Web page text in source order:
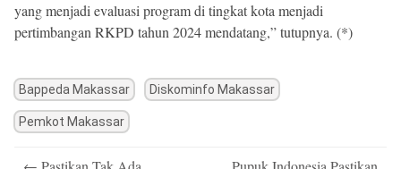
yang menjadi evaluasi program di tingkat kota menjadi
pertimbangan RKPD tahun 2024 mendatang,” tutupnya. (*)
Bappeda Makassar Diskominfo Makassar
Pemkot Makassar